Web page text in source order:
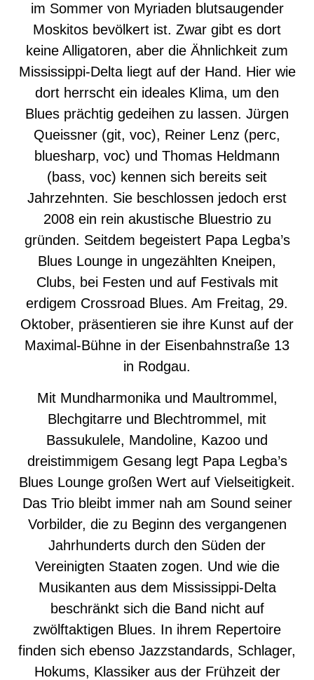
im Sommer von Myriaden blutsaugender
Moskitos bevölkert ist. Zwar gibt es dort
keine Alligatoren, aber die Ähnlichkeit zum
Mississippi-Delta liegt auf der Hand. Hier wie
dort herrscht ein ideales Klima, um den
Blues prächtig gedeihen zu lassen. Jürgen
Queissner (git, voc), Reiner Lenz (perc,
bluesharp, voc) und Thomas Heldmann
(bass, voc) kennen sich bereits seit
Jahrzehnten. Sie beschlossen jedoch erst
2008 ein rein akustische Bluestrio zu
gründen. Seitdem begeistert Papa Legba’s
Blues Lounge in ungezählten Kneipen,
Clubs, bei Festen und auf Festivals mit
erdigem Crossroad Blues. Am Freitag, 29.
Oktober, präsentieren sie ihre Kunst auf der
Maximal-Bühne in der Eisenbahnstraße 13
in Rodgau.
Mit Mundharmonika und Maultrommel,
Blechgitarre und Blechtrommel, mit
Bassukulele, Mandoline, Kazoo und
dreistimmigem Gesang legt Papa Legba’s
Blues Lounge großen Wert auf Vielseitigkeit.
Das Trio bleibt immer nah am Sound seiner
Vorbilder, die zu Beginn des vergangenen
Jahrhunderts durch den Süden der
Vereinigten Staaten zogen. Und wie die
Musikanten aus dem Mississippi-Delta
beschränkt sich die Band nicht auf
zwölftaktigen Blues. In ihrem Repertoire
finden sich ebenso Jazzstandards, Schlager,
Hokums, Klassiker aus der Frühzeit der